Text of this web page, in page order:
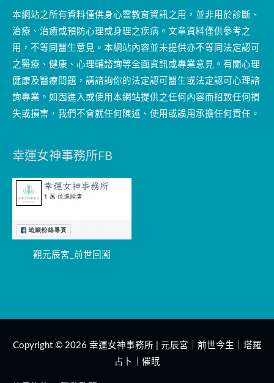
本網站之所有資料僅供身心靈教育資訊之用，並非用於診斷、
治療、治癒或預防心理或身理之疾病。文章資料僅供參考之
用，不等同醫生意見。本網站內容並未提供亦不等同法定認可
之醫療、健康、心理輔諮詢等全面資訊或專業意見。有關心理
健康及醫療問題，請諮詢你的法定認可醫生或法定認可心理諮
詢專業。如因進入或使用本網站提供之任何內容而招致任何損
失或損害，我們不會就任何陳述、使用或誤用承擔任何責任。
幸運女神事務所FB
觀元辰宮_前世回溯
Copyright © 2026 幸運女神事務所 | 元辰宮｜前世今生｜塔羅
占卜｜催眠